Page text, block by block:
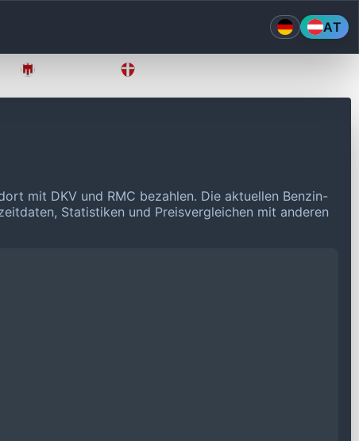
AT
mit DKV und RMC bezahlen. Die aktuellen Benzin-
Statistiken und Preisvergleichen mit anderen